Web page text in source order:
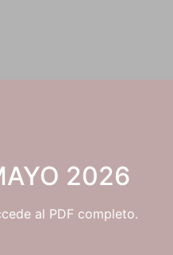
2026
al PDF completo.